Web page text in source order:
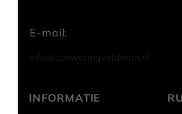
E-mail:
info@zonweringveldman.nl
INFORMATIE